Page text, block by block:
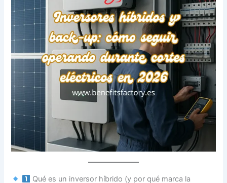
Qué es un inversor híbrido (y por qué marca la